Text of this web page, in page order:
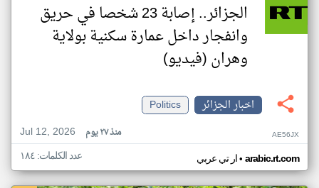
الجزائر.. إصابة 23 شخصا في حريق
وانفجار داخل عمارة سكنية بولاية
وهران (فيديو)
اخبار الجزائر
Politics
Jul 12, 2026
منذ ٢٧ يوم AE56JX
ار تي عربي• arabic.rt.com عدد الكلمات: ١٨٤